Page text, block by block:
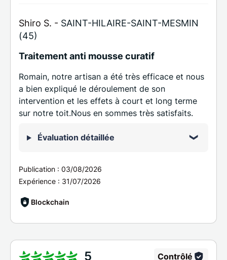
Shiro S. - SAINT-HILAIRE-SAINT-MESMIN
(45)
Traitement anti mousse curatif
Romain, notre artisan a été très efficace et nous
a bien expliqué le déroulement de son
intervention et les effets à court et long terme
sur notre toit.Nous en sommes très satisfaits.
Évaluation détaillée
Publication : 03/08/2026
Expérience : 31/07/2026
Blockchain
5 Contrôlé